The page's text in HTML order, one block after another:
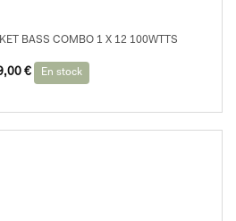
BASS COMBO 1 X 12 100WTTS
€ En stock